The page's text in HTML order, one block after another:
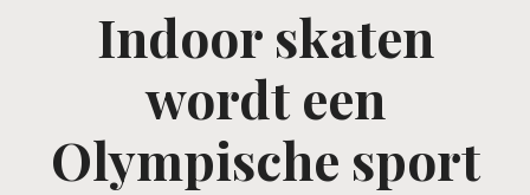
Indoor skaten
wordt een
Olympische sport